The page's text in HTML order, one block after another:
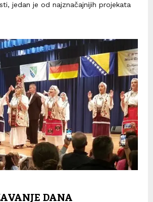
jedan je od najznačajnijih projekata
DANA